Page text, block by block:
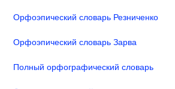
Орфоэпический словарь Резниченко
Орфоэпический словарь Зарва
Полный орфографический словарь